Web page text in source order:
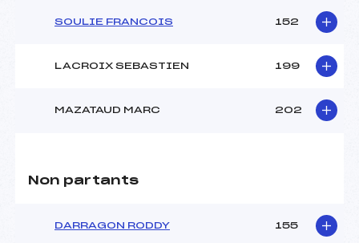
SOULIE FRANCOIS 152
LACROIX SEBASTIEN 199
MAZATAUD MARC 202
Non partants
DARRAGON RODDY 155